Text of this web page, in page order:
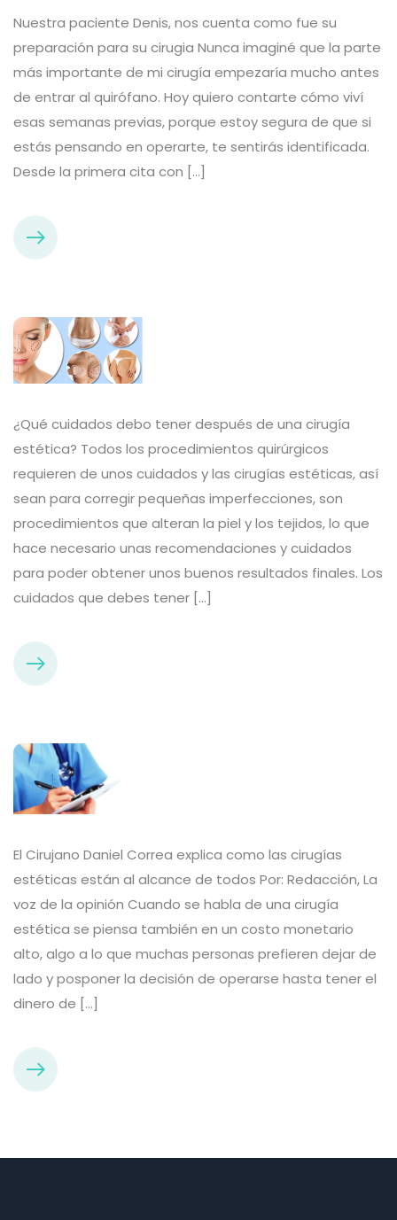
Nuestra paciente Denis, nos cuenta como fue su
preparación para su cirugia Nunca imaginé que la parte
más importante de mi cirugía empezaría mucho antes
de entrar al quirófano. Hoy quiero contarte cómo viví
esas semanas previas, porque estoy segura de que si
estás pensando en operarte, te sentirás identificada.
Desde la primera cita con […]
¿Qué cuidados debo tener después de una cirugía
estética? Todos los procedimientos quirúrgicos
requieren de unos cuidados y las cirugías estéticas, así
sean para corregir pequeñas imperfecciones, son
procedimientos que alteran la piel y los tejidos, lo que
hace necesario unas recomendaciones y cuidados
para poder obtener unos buenos resultados finales. Los
cuidados que debes tener […]
El Cirujano Daniel Correa explica como las cirugías
estéticas están al alcance de todos Por: Redacción, La
voz de la opinión Cuando se habla de una cirugía
estética se piensa también en un costo monetario
alto, algo a lo que muchas personas prefieren dejar de
lado y posponer la decisión de operarse hasta tener el
dinero de […]